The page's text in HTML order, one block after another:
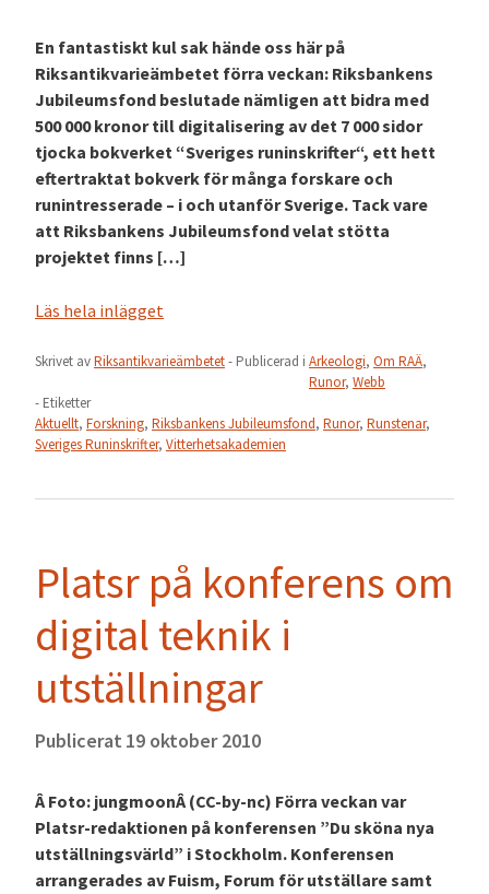
En fantastiskt kul sak hände oss här på
Riksantikvarieämbetet förra veckan: Riksbankens
Jubileumsfond beslutade nämligen att bidra med
500 000 kronor till digitalisering av det 7 000 sidor
tjocka bokverket “Sveriges runinskrifter“, ett hett
eftertraktat bokverk för många forskare och
runintresserade – i och utanför Sverige. Tack vare
att Riksbankens Jubileumsfond velat stötta
projektet finns […]
Läs hela inlägget
Skrivet avRiksantikvarieämbetet- Publicerad i Arkeologi, Om RAÄ,
Runor, Webb
- Etiketter
Aktuellt, Forskning, Riksbankens Jubileumsfond, Runor, Runstenar,
Sveriges Runinskrifter, Vitterhetsakademien
Platsr på konferens om
digital teknik i
utställningar
Publicerat 19 oktober 2010
Â Foto: jungmoonÂ (CC-by-nc) Förra veckan var
Platsr-redaktionen på konferensen ”Du sköna nya
utställningsvärld” i Stockholm. Konferensen
arrangerades av Fuism, Forum för utställare samt